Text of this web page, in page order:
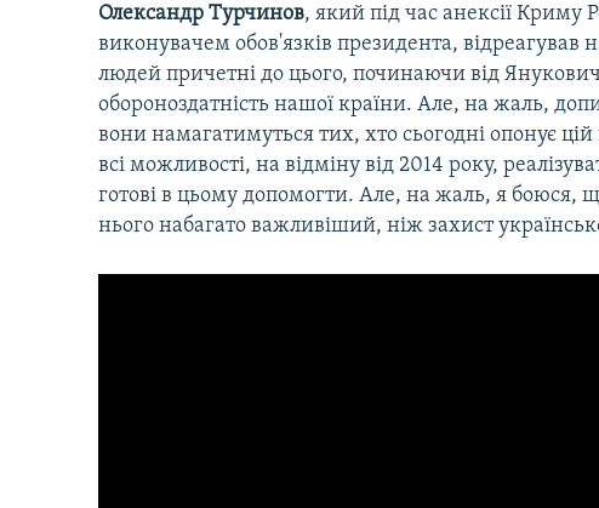
Олександр Турчинов, який під час анексії Криму
виконувачем обов'язків президента, відреагував
людей причетні до цього, починаючи від
обороноздатність нашої країни. Але, на жаль,
вони намагатимуться тих, хто сьогодні опонує
всі можливості, на відміну від 2014 року,
готові в цьому допомогти. Але, на жаль, я боюся,
нього набагато важливіший, ніж захист